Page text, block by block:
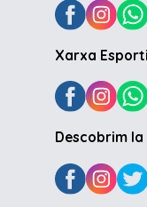
Xarxa
Descobrim